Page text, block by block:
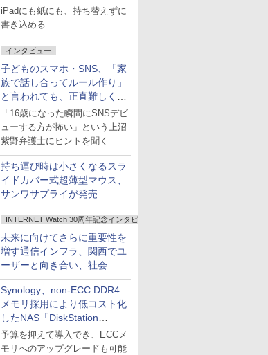
タイラスツーウェイ」発売
iPadにも紙にも、持ち替えずに
書き込める
インタビュー
子どものスマホ・SNS、「家
族で話し合ってルール作り」
と言われても、正直難しくな
いですか？
「16歳になった瞬間にSNSデビ
ューする方が怖い」という上沼
紫野弁護士にヒントを聞く
持ち運び時は小さくなるスラ
イドカバー式超薄型マウス、
サンワサプライが発売
INTERNET Watch 30周年記念インタビュー
未来に向けてさらに重要性を
増す通信インフラ、関西でユ
ーザーと向き合い、社会
の“あたらしい”を起動し続け
る～オプテージ
Synology、non-ECC DDR4
メモリ採用により低コスト化
したNAS「DiskStation
neo+」シリーズ
予算を抑えて導入でき、ECCメ
モリへのアップグレードも可能